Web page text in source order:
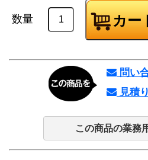
数量
問い
見積
この商品の業務